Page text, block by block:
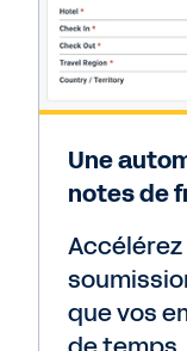
Une
notes de
que vos